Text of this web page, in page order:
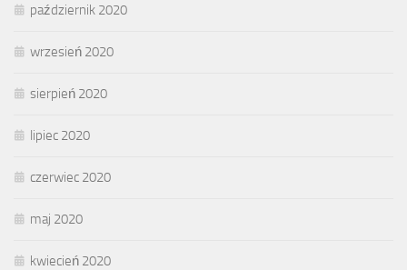
październik 2020
wrzesień 2020
sierpień 2020
lipiec 2020
czerwiec 2020
maj 2020
kwiecień 2020